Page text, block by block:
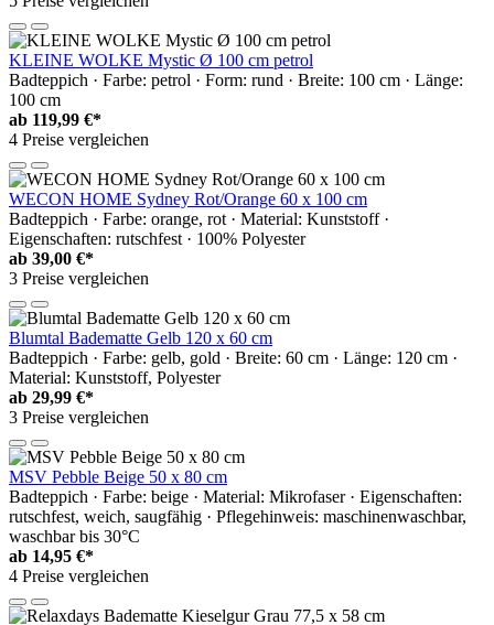
KLEINE WOLKE Mystic Ø 100 cm petrol
Badteppich · Farbe: petrol · Form: rund · Breite: 100 cm · Länge:
100 cm
ab 119,99 €*
4 Preise vergleichen
WECON HOME Sydney Rot/Orange 60 x 100 cm
Badteppich · Farbe: orange, rot · Material: Kunststoff ·
Eigenschaften: rutschfest · 100% Polyester
ab 39,00 €*
3 Preise vergleichen
Blumtal Badematte Gelb 120 x 60 cm
Badteppich · Farbe: gelb, gold · Breite: 60 cm · Länge: 120 cm ·
Material: Kunststoff, Polyester
ab 29,99 €*
3 Preise vergleichen
MSV Pebble Beige 50 x 80 cm
Badteppich · Farbe: beige · Material: Mikrofaser · Eigenschaften:
rutschfest, weich, saugfähig · Pflegehinweis: maschinenwaschbar,
waschbar bis 30°C
ab 14,95 €*
4 Preise vergleichen